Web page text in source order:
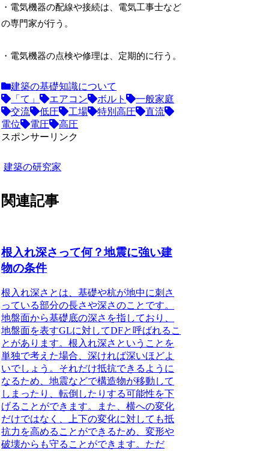
・電気機器の配線や接続は、電気工事士など
の専門家が行う。
・電気機器の点検や修理は、定期的に行う。
建築の基礎知識について
「て」
エアコン ボルト
一般家庭
交流
低圧 工場 特別高圧
直流
電位
電圧
高圧
スポンサーリンク
建築の研究家
関連記事
根入れ深さって何？地震に強い建
物の条件
根入れ深さとは、基礎や杭が地中に刺さ
っている部分の長さや深さのことです。
地盤面から基礎底の深さを指しており、
地盤面を表すGLに対してDFと呼ばれるこ
とがあります。根入れ深さということを
単独で考えた場合、深ければ深いほどよ
いでしょう。それだけ抵抗できるように
なるため、地震などで構造物が移動して
しまったり、転倒したりする可能性を下
げることができます。また、横への変化
だけではなく、上下の変化に対しても抵
抗力を高めることができるため、変形や
破壊からも守ることができます。ただ